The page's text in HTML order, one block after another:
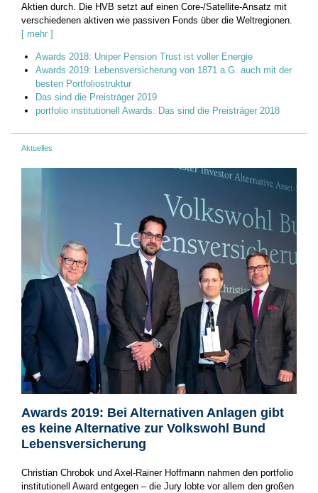
Aktien durch. Die HVB setzt auf einen Core-/Satellite-Ansatz mit
verschiedenen aktiven wie passiven Fonds über die Weltregionen.
[ mehr ]
Awards 2018: Uniper Pension Trust ist voller Energie
Awards 2019: Lebensversicherung von 1871 a.G. auch mit der
besten Portfoliostruktur
Das sind die Preisträger 2019
portfolio institutionell Awards: Das sind die Preisträger 2018
Aktuelles
Awards 2019: Bei Alternativen Anlagen gibt
es keine Alternative zur Volkswohl Bund
Lebensversicherung
Christian Chrobok und Axel-Rainer Hoffmann nahmen den portfolio
institutionell Award entgegen – die Jury lobte vor allem den großen